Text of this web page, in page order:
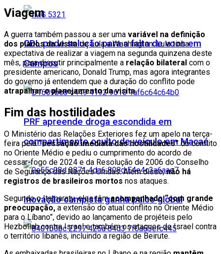
CDL pede solução para a falta de voos em
Campos
PRF apreende droga escondida em
compartimento oculto de veículo em Macaé
Inovação campista ganha palco global
Viagem
A guerra também passou a ser uma variável na definição
dos planos da visita de Lula a Washington. Lula tinha
expectativa de realizar a viagem na segunda quinzena deste
mês, para discutir principalmente a relação bilateral com o
presidente americano, Donald Trump, mas agora integrantes
do governo já entendem que a duração do conflito pode
atrapalhar o planejamento da visita.
Fim das hostilidades
O Ministério das Relações Exteriores fez um apelo na terça-
feira pela“cessação imediata das hostilidades”do conflito
no Oriente Médio e pediu o cumprimento do acordo de
cessar-fogo de 2024 e da Resolução de 2006 do Conselho
de Segurança das Nações Unidas. Além disso,não há
registros de brasileiros mortos nos ataques.
Segundo o Itamaraty, eles têmacompanhado “com grande
preocupação, a extensão do atual conflito no Oriente Médio
para o Líbano”, devido ao lançamento de projéteis pelo
Hezbollah contra Israel e também os ataques de Israel contra
o território libanês, incluindo a região de Beirute.